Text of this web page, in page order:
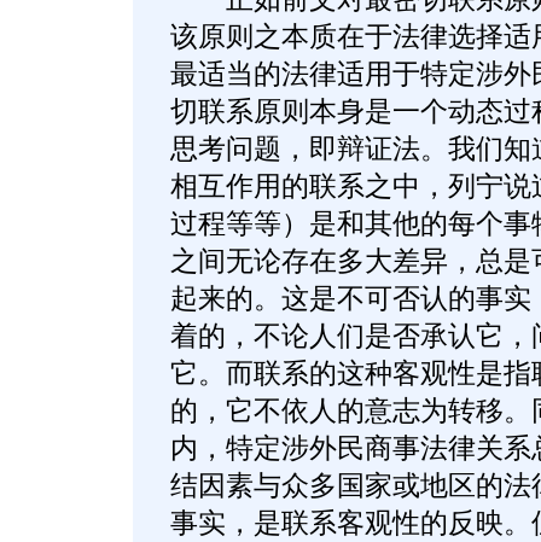
该原则之本质在于法律选择
最适当的法律适用于特定涉
切联系原则本身是一个动态
思考问题，即辩证法。我们
相互作用的联系之中，列宁
过程等等）是和其他的每个
之间无论存在多大差异，总
起来的。这是不可否认的事
着的，不论人们是否承认它
它。而联系的这种客观性是
的，它不依人的意志为转移
内，特定涉外民商事法律关
结因素与众多国家或地区的
事实，是联系客观性的反映